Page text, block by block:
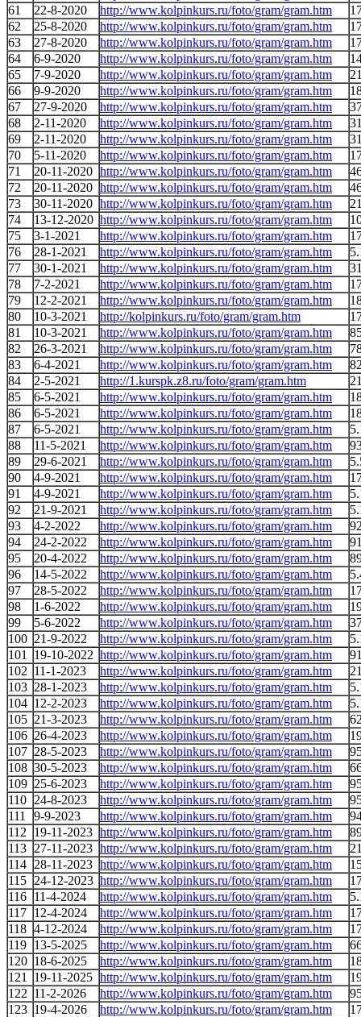
61
22-8-2020 http://www.kolpinkurs.ru/foto/gram/gram.htm
62
25-8-2020 http://www.kolpinkurs.ru/foto/gram/gram.htm
63
27-8-2020 http://www.kolpinkurs.ru/foto/gram/gram.htm
64
6-9-2020 http://www.kolpinkurs.ru/foto/gram/gram.htm
65
7-9-2020 http://www.kolpinkurs.ru/foto/gram/gram.htm
66
9-9-2020 http://www.kolpinkurs.ru/foto/gram/gram.htm
67
27-9-2020 http://www.kolpinkurs.ru/foto/gram/gram.htm
68
2-11-2020 http://www.kolpinkurs.ru/foto/gram/gram.htm
69
2-11-2020 http://www.kolpinkurs.ru/foto/gram/gram.htm
70
5-11-2020 http://www.kolpinkurs.ru/foto/gram/gram.htm
71
20-11-2020 http://www.kolpinkurs.ru/foto/gram/gram.htm
72
20-11-2020 http://www.kolpinkurs.ru/foto/gram/gram.htm
73
30-11-2020 http://www.kolpinkurs.ru/foto/gram/gram.htm
74
13-12-2020 http://www.kolpinkurs.ru/foto/gram/gram.htm
75
3-1-2021 http://www.kolpinkurs.ru/foto/gram/gram.htm
76
28-1-2021 http://www.kolpinkurs.ru/foto/gram/gram.htm
77
30-1-2021 http://www.kolpinkurs.ru/foto/gram/gram.htm
78
7-2-2021 http://www.kolpinkurs.ru/foto/gram/gram.htm
79
12-2-2021 http://www.kolpinkurs.ru/foto/gram/gram.htm
80
10-3-2021 http://kolpinkurs.ru/foto/gram/gram.htm
81
10-3-2021 http://www.kolpinkurs.ru/foto/gram/gram.htm
82
26-3-2021 http://www.kolpinkurs.ru/foto/gram/gram.htm
83
6-4-2021 http://www.kolpinkurs.ru/foto/gram/gram.htm
84
2-5-2021 http://1.kurspk.z8.ru/foto/gram/gram.htm
85
6-5-2021 http://www.kolpinkurs.ru/foto/gram/gram.htm
86
6-5-2021 http://www.kolpinkurs.ru/foto/gram/gram.htm
87
6-5-2021 http://www.kolpinkurs.ru/foto/gram/gram.htm
88
11-5-2021 http://www.kolpinkurs.ru/foto/gram/gram.htm
89
29-6-2021 http://www.kolpinkurs.ru/foto/gram/gram.htm
90
4-9-2021 http://www.kolpinkurs.ru/foto/gram/gram.htm
91
4-9-2021 http://www.kolpinkurs.ru/foto/gram/gram.htm
92
21-9-2021 http://www.kolpinkurs.ru/foto/gram/gram.htm
93
4-2-2022 http://www.kolpinkurs.ru/foto/gram/gram.htm
94
24-2-2022 http://www.kolpinkurs.ru/foto/gram/gram.htm
95
20-4-2022 http://www.kolpinkurs.ru/foto/gram/gram.htm
96
14-5-2022 http://www.kolpinkurs.ru/foto/gram/gram.htm
97
28-5-2022 http://www.kolpinkurs.ru/foto/gram/gram.htm
98
1-6-2022 http://www.kolpinkurs.ru/foto/gram/gram.htm
99
5-6-2022 http://www.kolpinkurs.ru/foto/gram/gram.htm
100 21-9-2022 http://www.kolpinkurs.ru/foto/gram/gram.htm
101
19-10-2022 http://www.kolpinkurs.ru/foto/gram/gram.htm
102 11-1-2023 http://www.kolpinkurs.ru/foto/gram/gram.htm
103 28-1-2023 http://www.kolpinkurs.ru/foto/gram/gram.htm
104 12-2-2023 http://www.kolpinkurs.ru/foto/gram/gram.htm
105 21-3-2023 http://www.kolpinkurs.ru/foto/gram/gram.htm
106 26-4-2023 http://www.kolpinkurs.ru/foto/gram/gram.htm
107 28-5-2023 http://www.kolpinkurs.ru/foto/gram/gram.htm
108 30-5-2023 http://www.kolpinkurs.ru/foto/gram/gram.htm
109 25-6-2023 http://www.kolpinkurs.ru/foto/gram/gram.htm
110 24-8-2023 http://www.kolpinkurs.ru/foto/gram/gram.htm
111
9-9-2023 http://www.kolpinkurs.ru/foto/gram/gram.htm
112
19-11-2023 http://www.kolpinkurs.ru/foto/gram/gram.htm
113 27-11-2023 http://www.kolpinkurs.ru/foto/gram/gram.htm
114 28-11-2023 http://www.kolpinkurs.ru/foto/gram/gram.htm
115 24-12-2023 http://www.kolpinkurs.ru/foto/gram/gram.htm
116 11-4-2024 http://www.kolpinkurs.ru/foto/gram/gram.htm
117 12-4-2024 http://www.kolpinkurs.ru/foto/gram/gram.htm
118 4-12-2024 http://www.kolpinkurs.ru/foto/gram/gram.htm
119 13-5-2025 http://www.kolpinkurs.ru/foto/gram/gram.htm
120 18-6-2025 http://www.kolpinkurs.ru/foto/gram/gram.htm
121
19-11-2025 http://www.kolpinkurs.ru/foto/gram/gram.htm
122 11-2-2026 http://www.kolpinkurs.ru/foto/gram/gram.htm
123 19-4-2026 http://www.kolpinkurs.ru/foto/gram/gram.htm